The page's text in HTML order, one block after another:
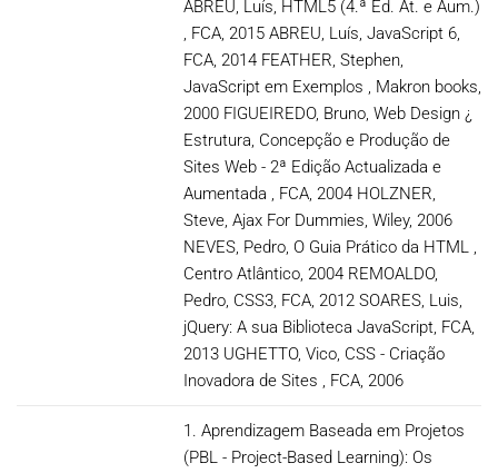
ABREU, Luís, HTML5 (4.ª Ed. At. e Aum.)
, FCA, 2015 ABREU, Luís, JavaScript 6,
FCA, 2014 FEATHER, Stephen,
JavaScript em Exemplos , Makron books,
2000 FIGUEIREDO, Bruno, Web Design ¿
Estrutura, Concepção e Produção de
Sites Web - 2ª Edição Actualizada e
Aumentada , FCA, 2004 HOLZNER,
Steve, Ajax For Dummies, Wiley, 2006
NEVES, Pedro, O Guia Prático da HTML ,
Centro Atlântico, 2004 REMOALDO,
Pedro, CSS3, FCA, 2012 SOARES, Luis,
jQuery: A sua Biblioteca JavaScript, FCA,
2013 UGHETTO, Vico, CSS - Criação
Inovadora de Sites , FCA, 2006
1. Aprendizagem Baseada em Projetos
(PBL - Project-Based Learning): Os